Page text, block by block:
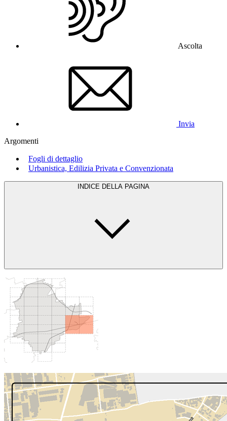
Ascolta
Invia
Argomenti
Fogli di dettaglio
Urbanistica, Edilizia Privata e Convenzionata
INDICE DELLA PAGINA